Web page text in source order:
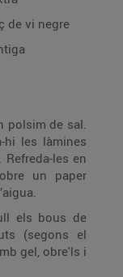
de vi negre
polsim de sal.
hi les làmines
les en
un paper
els bous de
(segons el
gel, obre'ls i